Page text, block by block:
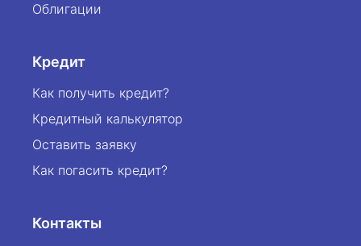
Облигации
Кредит
Как получить кредит?
Кредитный калькулятор
Оставить заявку
Как погасить кредит?
Контакты